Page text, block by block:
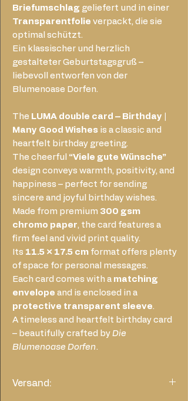
Briefumschlag geliefert und in einer
Transparentfolie verpackt, die sie
optimal schützt.
Ein klassischer und herzlich
gestalteter Geburtstagsgruß –
liebevoll entworfen von der
Blumenoase Dorfen.
The LUMA double card – Birthday |
Many Good Wishes is a classic and
heartfelt birthday greeting.
The cheerful “Viele gute Wünsche”
design conveys warmth, positivity, and
happiness – perfect for sending
sincere and joyful birthday wishes.
Made from premium 300 gsm
chromo paper, the card features a
firm feel and vivid print quality.
Its 11.5 × 17.5 cm format offers plenty
of space for personal messages.
Each card comes with a matching
envelope and is enclosed in a
protective transparent sleeve.
A timeless and heartfelt birthday card
– beautifully crafted by Die
Blumenoase Dorfen.
Versand: